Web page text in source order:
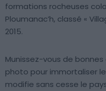
formations rocheuses
Ploumanac’h, classé «
2015.
Munissez-vous de
photo pour immortaliser
modifie sans cesse le